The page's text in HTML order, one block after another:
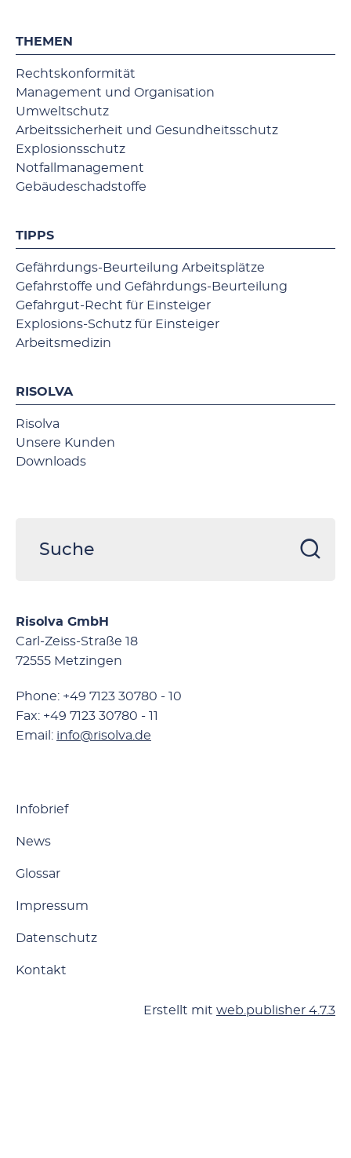
THEMEN
Rechtskonformität
Management und Organisation
Umweltschutz
Arbeitssicherheit und Gesundheitsschutz
Explosionsschutz
Notfallmanagement
Gebäudeschadstoffe
TIPPS
Gefährdungs-Beurteilung Arbeitsplätze
Gefahrstoffe und Gefährdungs-Beurteilung
Gefahrgut-Recht für Einsteiger
Explosions-Schutz für Einsteiger
Arbeitsmedizin
RISOLVA
Risolva
Unsere Kunden
Downloads
Risolva GmbH
Carl-Zeiss-Straße 18
72555 Metzingen
Phone: +49 7123 30780 - 10
Fax: +49 7123 30780 - 11
Email: info@risolva.de
Infobrief
News
Glossar
Impressum
Datenschutz
Kontakt
Erstellt mit web.publisher 4.7.3